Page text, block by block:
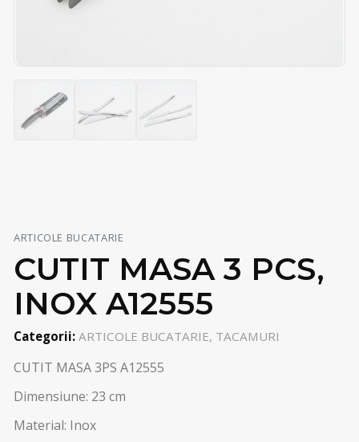
ARTICOLE BUCATARIE
CUTIT MASA 3 PCS,
INOX A12555
Categorii: ARTICOLE BUCATARIE, TACAMURI
CUTIT MASA 3PS A12555
Dimensiune: 23 cm
Material: Inox